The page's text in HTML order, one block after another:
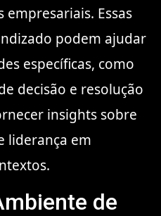
Essas
podem ajudar
específicas, como
decisão e resolução
insights sobre
liderança em
de